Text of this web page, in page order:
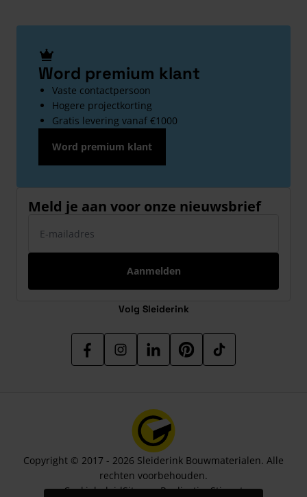
Word premium klant
Vaste contactpersoon
Hogere projectkorting
Gratis levering vanaf €1000
Word premium klant
Meld je aan voor onze nieuwsbrief
Aanmelden
Volg Sleiderink
Copyright © 2017 - 2026 Sleiderink Bouwmaterialen. Alle
rechten voorbehouden.
CookiebeleidSitemapRealisatie:Stimmt